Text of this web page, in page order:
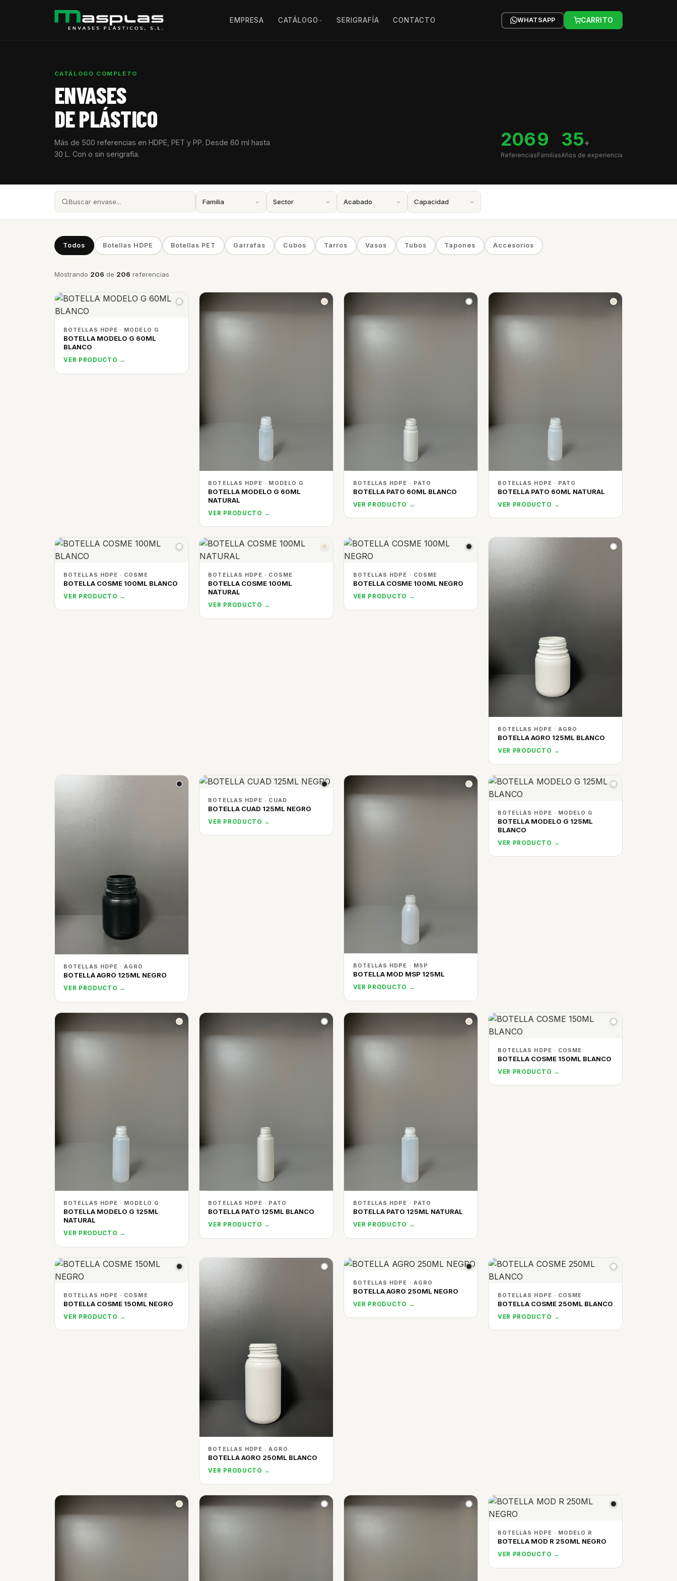
EMPRESA CATÁLOGO SERIGRAFÍA CONTACTO WHATSAPP CARRITO
CATÁLOGO COMPLETO
ENVASES
DE PLÁSTICO
Más de 500 referencias en HDPE, PET y PP. Desde 60 ml hasta
30 L. Con o sin serigrafía.
206
Referencias
9
Familias
35+
Años de experiencia
Todos Botellas HDPE Botellas PET Garrafas Cubos Tarros Vasos Tubos Tapones Accesorios
Mostrando 206 de 206 referencias
BOTELLAS HDPE · MODELO G
BOTELLA MODELO G 60ML
BLANCO
VER PRODUCTO →
BOTELLAS HDPE · MODELO G
BOTELLA MODELO G 60ML
NATURAL
VER PRODUCTO →
BOTELLAS HDPE · PATO
BOTELLA PATO 60ML BLANCO
VER PRODUCTO →
BOTELLAS HDPE · PATO
BOTELLA PATO 60ML NATURAL
VER PRODUCTO →
BOTELLAS HDPE · COSME
BOTELLA COSME 100ML BLANCO
VER PRODUCTO →
BOTELLAS HDPE · COSME
BOTELLA COSME 100ML
NATURAL
VER PRODUCTO →
BOTELLAS HDPE · COSME
BOTELLA COSME 100ML NEGRO
VER PRODUCTO →
BOTELLAS HDPE · AGRO
BOTELLA AGRO 125ML BLANCO
VER PRODUCTO →
BOTELLAS HDPE · AGRO
BOTELLA AGRO 125ML NEGRO
VER PRODUCTO →
BOTELLAS HDPE · CUAD
BOTELLA CUAD 125ML NEGRO
VER PRODUCTO →
BOTELLAS HDPE · MSP
BOTELLA MOD MSP 125ML
VER PRODUCTO →
BOTELLAS HDPE · MODELO G
BOTELLA MODELO G 125ML
BLANCO
VER PRODUCTO →
BOTELLAS HDPE · MODELO G
BOTELLA MODELO G 125ML
NATURAL
VER PRODUCTO →
BOTELLAS HDPE · PATO
BOTELLA PATO 125ML BLANCO
VER PRODUCTO →
BOTELLAS HDPE · PATO
BOTELLA PATO 125ML NATURAL
VER PRODUCTO →
BOTELLAS HDPE · COSME
BOTELLA COSME 150ML BLANCO
VER PRODUCTO →
BOTELLAS HDPE · COSME
BOTELLA COSME 150ML NEGRO
VER PRODUCTO →
BOTELLAS HDPE · AGRO
BOTELLA AGRO 250ML BLANCO
VER PRODUCTO →
BOTELLAS HDPE · AGRO
BOTELLA AGRO 250ML NEGRO
VER PRODUCTO →
BOTELLAS HDPE · COSME
BOTELLA COSME 250ML BLANCO
VER PRODUCTO →
BOTELLAS HDPE · MODELO R
BOTELLA MOD R 250ML NEGRO
VER PRODUCTO →